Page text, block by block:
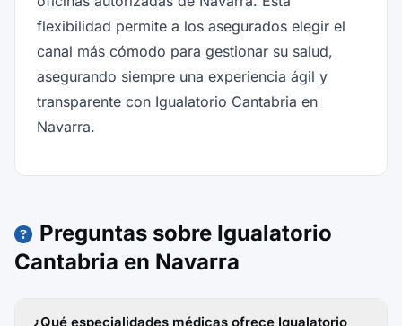
flexibilidad permite a los asegurados elegir el
canal más cómodo para gestionar su salud,
asegurando siempre una experiencia ágil y
transparente con Igualatorio Cantabria en
Navarra.
Preguntas sobre Igualatorio
Cantabria en Navarra
¿Qué especialidades médicas ofrece Igualatorio